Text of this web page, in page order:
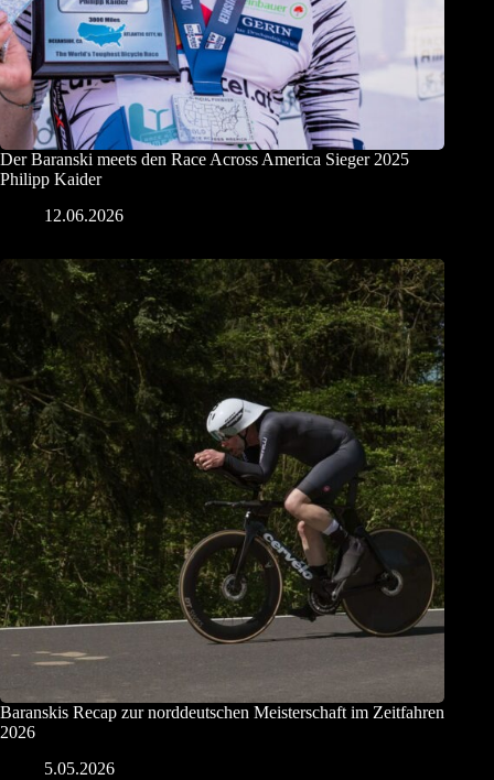
Der Baranski meets den Race Across America Sieger 2025
Philipp Kaider
12.06.2026
Baranskis Recap zur norddeutschen Meisterschaft im Zeitfahren
2026
5.05.2026